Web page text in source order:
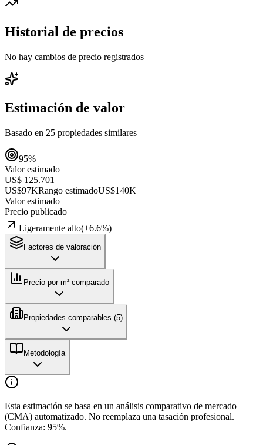
Historial de precios
No hay cambios de precio registrados
Estimación de valor
Basado en 25 propiedades similares
95%
Valor estimado
US$ 125.701
US$97KRango estimadoUS$140K
Valor estimado
Precio publicado
Ligeramente alto(+6.6%)
Factores de valoración
Precio por m² comparado
Propiedades comparables (5)
Metodología
Esta estimación se basa en un análisis comparativo de mercado
(CMA) automatizado. No reemplaza una tasación profesional.
Confianza: 95%.